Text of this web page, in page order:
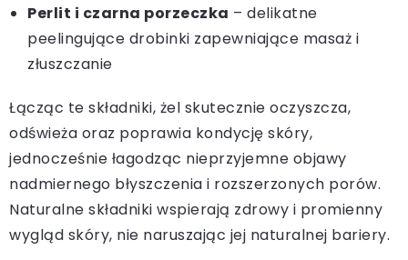
Perlit i czarna porzeczka – delikatne
peelingujące drobinki zapewniające masaż i
złuszczanie
Łącząc te składniki, żel skutecznie oczyszcza,
odświeża oraz poprawia kondycję skóry,
jednocześnie łagodząc nieprzyjemne objawy
nadmiernego błyszczenia i rozszerzonych porów.
Naturalne składniki wspierają zdrowy i promienny
wygląd skóry, nie naruszając jej naturalnej bariery.